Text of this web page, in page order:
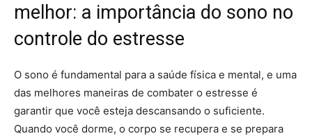
melhor: a importância do sono no
controle do estresse
O sono é fundamental para a saúde física e mental, e uma
das melhores maneiras de combater o estresse é
garantir que você esteja descansando o suficiente.
Quando você dorme, o corpo se recupera e se prepara